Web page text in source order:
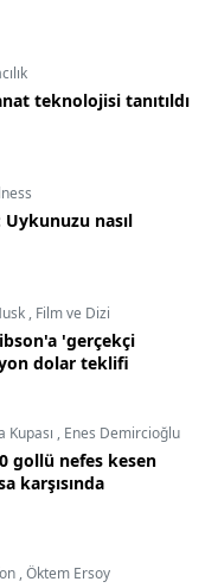
teknolojisi tanıtıldı
nasıl
, Film ve Dizi
'gerçekçi
dolar teklifi
Kupası , Enes Demircioğlu
gollü nefes kesen
karşısında
,Öktem Ersoy